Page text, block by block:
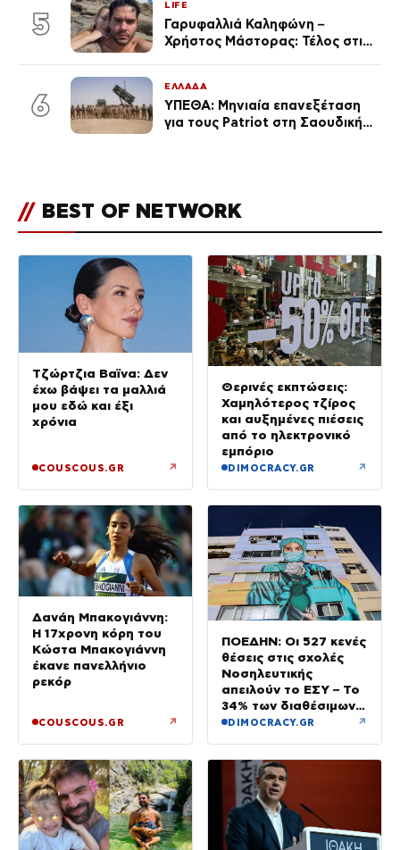
5
LIFE
Γαρυφαλλιά Καληφώνη –
Χρήστος Μάστορας: Τέλος στις
6
ΕΛΛΑΔΑ
ΥΠΕΘΑ: Μηνιαία επανεξέταση
για τους Patriot στη Σαουδική
// BEST OF NETWORK
Τζώρτζια Βαϊνα: Δεν
έχω βάψει τα μαλλιά
μου εδώ και έξι
χρόνια
COUSCOUS.GR ↗
Θερινές εκπτώσεις:
Χαμηλότερος τζίρος
και αυξημένες πιέσεις
από το ηλεκτρονικό
εμπόριο
DIMOCRACY.GR ↗
Δανάη Μπακογιάννη:
Η 17χρονη κόρη του
Κώστα Μπακογιάννη
έκανε πανελλήνιο
ρεκόρ
COUSCOUS.GR ↗
ΠΟΕΔΗΝ: Οι 527 κενές
θέσεις στις σχολές
Νοσηλευτικής
απειλούν το ΕΣΥ – Το
34% των διαθέσιμων
δεν καλύφθηκε
DIMOCRACY.GR ↗